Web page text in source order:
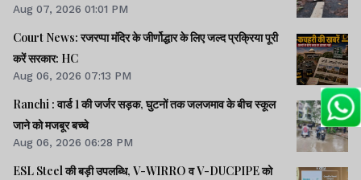
Aug 07, 2026 01:01 PM
Court News: रजरप्पा मंदिर के जीर्णोद्धार के लिए जल्द प्रक्रिया पूरी
करें सरकार: HC
Aug 06, 2026 07:13 PM
Ranchi : वार्ड 1 की जर्जर सड़क, घुटनों तक जलजमाव के बीच स्कूल
जाने को मजबूर बच्चे
Aug 06, 2026 06:28 PM
ESL Steel की बड़ी उपलब्धि, V-WIRRO व V-DUCPIPE को